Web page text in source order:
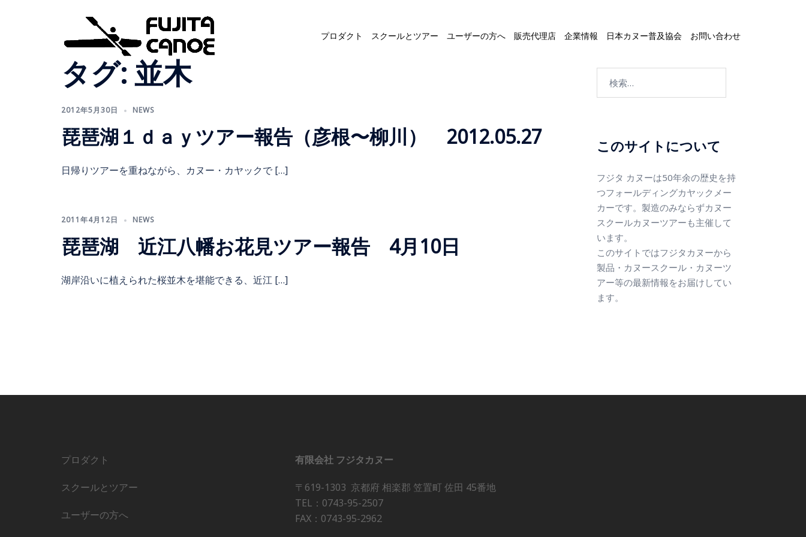
プロダクト スクールとツアー ユーザーの方へ 販売代理店 企業情報 日本カヌー普及協会 お問い合わせ
タグ: 並木
2012年5月30日 NEWS
琵琶湖１ｄａｙツアー報告（彦根〜柳川） 2012.05.27
日帰りツアーを重ねながら、カヌー・カヤックで […]
2011年4月12日 NEWS
琵琶湖 近江八幡お花見ツアー報告 4月10日
湖岸沿いに植えられた桜並木を堪能できる、近江 […]
このサイトについて
フジタ カヌーは50年余の歴史を持
つフォールディングカヤックメー
カーです。製造のみならずカヌー
スクールカヌーツアーも主催して
います。
このサイトではフジタカヌーから
製品・カヌースクール・カヌーツ
アー等の最新情報をお届けしてい
ます。
プロダクト
スクールとツアー
ユーザーの方へ
有限会社 フジタカヌー
〒619-1303 京都府 相楽郡 笠置町 佐田 45番地
TEL：0743-95-2507
FAX：0743-95-2962